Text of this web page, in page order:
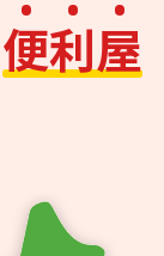
便利屋